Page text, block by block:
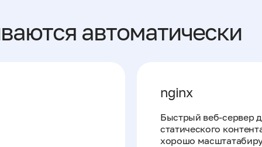
автоматически
nginx
Быстрый веб-сервер
статического
хорошо